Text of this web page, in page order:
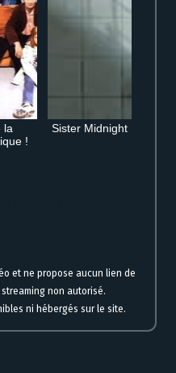
la
!
Sister Midnight
et ne propose aucun lien de
non autorisé.
ni hébergés sur le site.